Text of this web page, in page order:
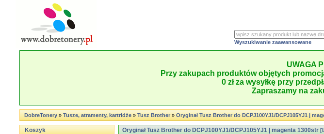
Wyszukiwanie zaawansowane
UWAGA
Przy zakupach produktów objętych
0 zł za wysyłkę przy
Zapraszamy na
DobreTonery»Tusze, atramenty, kartridże»Tusz Brother»Oryginał Tusz Brother do DCPJ100YJ1/DCPJ105YJ1 |
Koszyk Oryginał Tusz Brother do DCPJ100YJ1/DCPJ105YJ1 | magenta 1300str